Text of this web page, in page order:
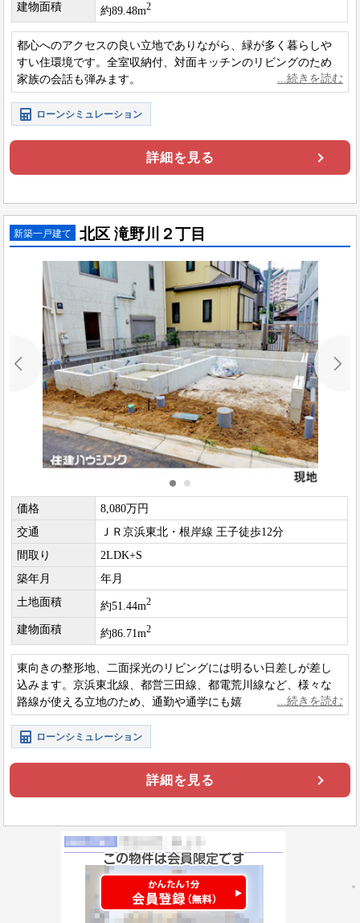
建物面積 約89.48m2
都心へのアクセスの良い立地でありながら、緑が多く暮らしや
すい住環境です。全室収納付、対面キッチンのリビングのため
家族の会話も弾みます。
ローンシミュレーション
詳細を見る
新築一戸建て 北区 滝野川２丁目
価格
8,080万円
交通
ＪＲ京浜東北・根岸線 王子徒歩12分
間取り
2LDK+S
築年月
年月
土地面積
約51.44m2
建物面積 約86.71m2
東向きの整形地、二面採光のリビングには明るい日差しが差し
込みます。京浜東北線、都営三田線、都電荒川線など、様々な
路線が使える立地のため、通勤や通学にも嬉しいですね。スー
パーや公園などが多いため、暮らしやすい住環境です。
ローンシミュレーション
詳細を見る